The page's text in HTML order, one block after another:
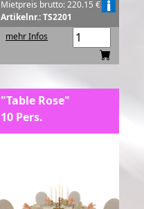
Mietpreis brutto: 220.15 €
Artikelnr.: TS2201
mehr Infos
"Table Rose"
10 Pers.